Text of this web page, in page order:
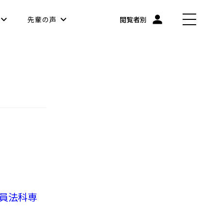
先輩の声 閲覧者別
法科専